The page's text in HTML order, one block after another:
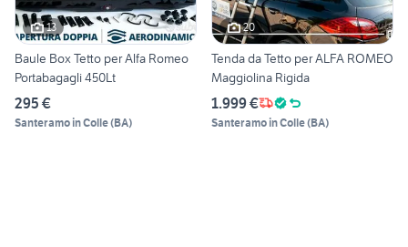
13
Baule Box Tetto per Alfa Romeo
Portabagagli 450Lt
295 €
Santeramo in Colle(BA)
20
Tenda da Tetto per ALFA ROMEO
Maggiolina Rigida
1.999 €
Santeramo in Colle(BA)